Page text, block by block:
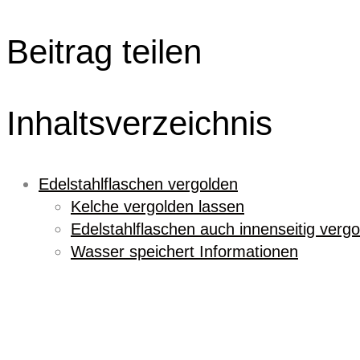
Beitrag teilen
Inhaltsverzeichnis
Edelstahlflaschen vergolden
Kelche vergolden lassen
Edelstahlflaschen auch innenseitig
Wasser speichert Informationen